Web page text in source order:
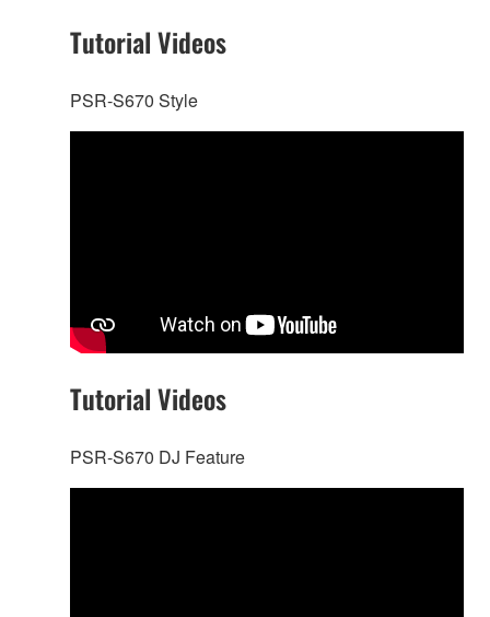
Tutorial Videos
PSR-S670 Style
Tutorial Videos
PSR-S670 DJ Feature